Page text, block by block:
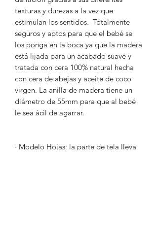
texturas y durezas a la vez que
estimulan los sentidos. Totalmente
seguros y aptos para que el bebé se
los ponga en la boca ya que la madera
está lijada para un acabado suave y
tratada con cera 100% natural hecha
con cera de abejas y aceite de coco
virgen. La anilla de madera tiene un
diámetro de 55mm para que al bebé
le sea ácil de agarrar.
· Modelo Hojas: la parte de tela lleva